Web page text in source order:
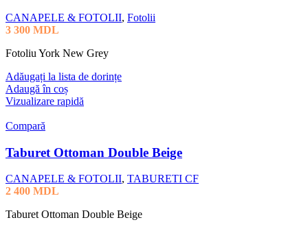
CANAPELE & FOTOLII, Fotolii
3 300 MDL
Fotoliu York New Grey
Adăugați la lista de dorințe
Adaugă în coș
Vizualizare rapidă
Compară
Taburet Ottoman Double Beige
CANAPELE & FOTOLII, TABURETI CF
2 400 MDL
Taburet Ottoman Double Beige